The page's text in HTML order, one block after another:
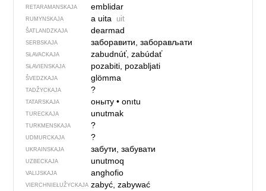
RETARAMANSKAJA emblidar
RUMYNSKAJA a uita uit
ŠATLANDZKAJA dearmad
SERBSKAJA заборавити, заборављати
SŁAVACKAJA zabudnúť, zabúdať
SŁAVIENSKAJA pozabiti, pozabljati
ŠVEDZKAJA glömma
TADŽYCKAJA ?
TATARSKAJA оныту• onıtu
TURECKAJA unutmak
TURKMENSKAJA ?
UDMURCKAJA ?
UKRAINSKAJA забути, забувати
UZBECKAJA unutmoq
VALIJSKAJA anghofio
VIERCHNIE­ŁUŽYCKAJA zabyć, zabywać